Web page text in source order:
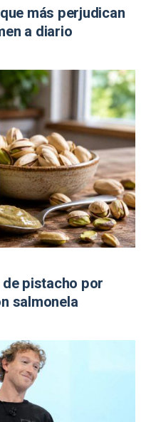
más perjudican
a diario
pistacho por
salmonela